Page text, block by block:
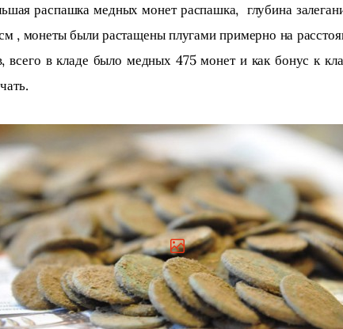
распашка медных монет распашка,  глубина
, монеты были растащены плугами примерно на
всего в кладе было медных 475 монет и как бонус к